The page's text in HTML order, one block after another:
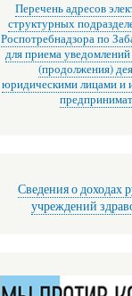
Перечень адресов
структурных
Роспотребнадзора по
для приема
(продолжения)
юридическими лицами и
Сведения о доходах
учреждений